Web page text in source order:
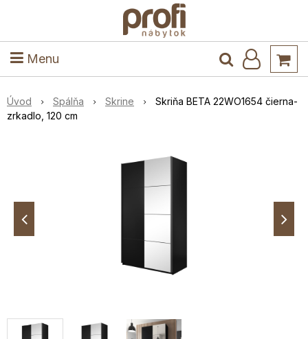
Menu
Kuchyňa a jedáleň
Úvod Spálňa Skrine
Skriňa BETA 22WO1654 čierna-
zrkadlo, 120 cm